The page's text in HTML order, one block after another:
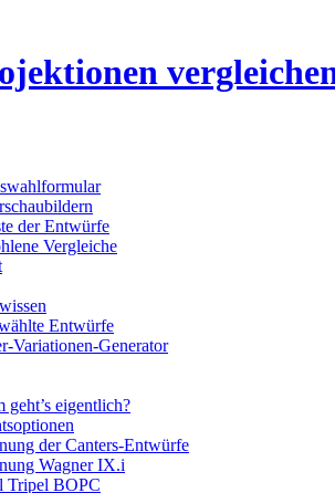
der Entwürfe
Vergleiche
Entwürfe
Variationen-Generator
geht’s eigentlich?
der Canters-Entwürfe
Wagner IX.i
Tripel BOPC